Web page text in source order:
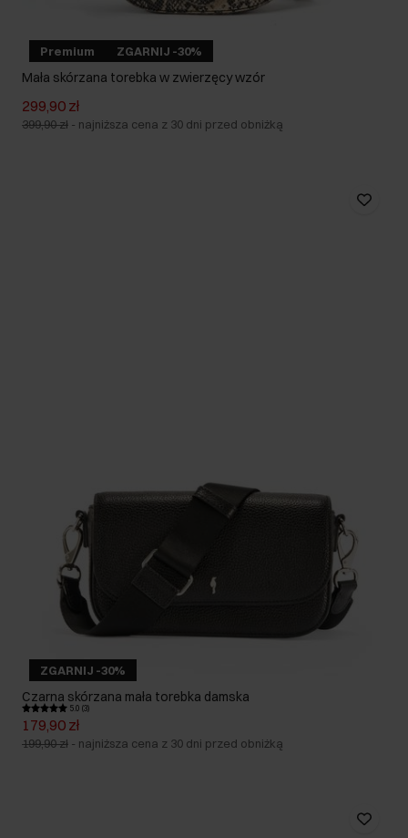
Premium ZGARNIJ -30%
Mała skórzana torebka w zwierzęcy wzór
299,90 zł
399,90 zł - najniższa cena z 30 dni przed obniżką
ZGARNIJ -30%
Czarna skórzana mała torebka damska
5.0 (3)
179,90 zł
199,90 zł - najniższa cena z 30 dni przed obniżką